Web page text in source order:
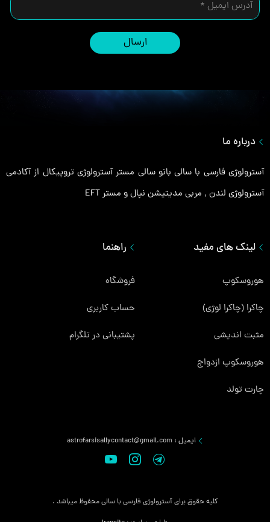
ارسال
لینک های مفید
هوروسکوپ
چاکرا (چاکرا لوژی)
مثبت اندیشی
هوروسکوپ ازدواج
چارت تولد
راهنما
فروشگاه
حساب کاربری
پشتیبانی در تلگرام
درباره ما
آسترولوژی فارسی با سالی بانو سالی مستر آسترولوژی تروپیکال از آکادمی
آسترولوژی لندن ٬ مربی مدیتیشن نپال و مستر EFT
ایمیل : astrofarsisallycontact@gmail.com
کلیه حقوق برای آسترولوژی فارسی با سالی محفوظ میباشد .